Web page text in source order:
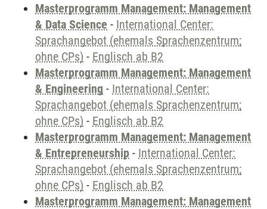
Masterprogramm Management: Management
& Data Science - International Center:
Sprachangebot (ehemals Sprachenzentrum;
ohne CPs) - Englisch ab B2
Masterprogramm Management: Management
& Engineering - International Center:
Sprachangebot (ehemals Sprachenzentrum;
ohne CPs) - Englisch ab B2
Masterprogramm Management: Management
& Entrepreneurship - International Center:
Sprachangebot (ehemals Sprachenzentrum;
ohne CPs) - Englisch ab B2
Masterprogramm Management: Management